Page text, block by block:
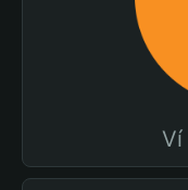
Ví